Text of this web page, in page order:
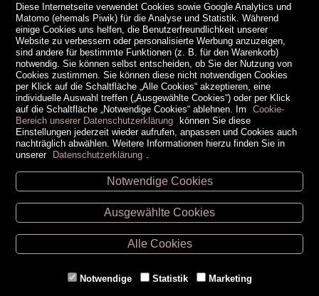
Unsere Öffnungszeiten
Retz -02942/20433
Hollabrunn -02952/30057
Eggenburg -02984/3836
Gmünd -
Diese Internetseite verwendet Cookies sowie Google Analytics und
Matomo (ehemals Piwik) für die Analyse und Statistik. Während
einige Cookies uns helfen, die Benutzerfreundlichkeit unserer
Website zu verbessern oder personalisierte Werbung anzuzeigen,
sind andere für bestimmte Funktionen (z. B. für den Warenkorb)
notwendig. Sie können selbst entscheiden, ob Sie der Nutzung von
Cookies zustimmen. Sie können diese nicht notwendigen Cookies
per Klick auf die Schaltfläche „Alle Cookies“ akzeptieren, eine
individuelle Auswahl treffen („Ausgewählte Cookies“) oder per Klick
auf die Schaltfläche „Notwendige Cookies“ ablehnen. Im
Cookie-
Bereich unserer Datenschutzerklärung können Sie diese
Einstellungen jederzeit wieder aufrufen, anpassen und Cookies auch
nachträglich abwählen. Weitere Informationen hierzu finden Sie in
unserer Datenschutzerklärung
Notwendige Cookies
Ausgewählte Cookies
Alle Cookies
Notwendige Statistik Marketing